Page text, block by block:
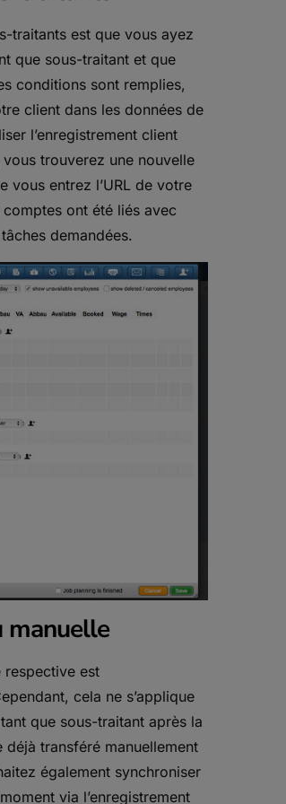
traitants est que vous ayez
que sous-traitant et que
conditions sont remplies,
client dans les données de
l’enregistrement client
trouverez une nouvelle
vous entrez l’URL de votre
ont été liés avec
demandées.
manuelle
respective est
cela ne s’applique
que sous-traitant après la
transféré manuellement
également synchroniser
via l’enregistrement